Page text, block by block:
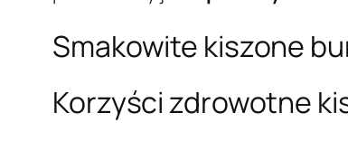
Smakowite kiszone
Korzyści zdrowotne